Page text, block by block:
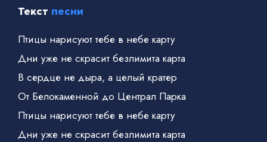
Текст песни
Птицы нарисуют тебе в небе карту
Дни уже не скрасит безлимита карта
В сердце не дыра, а целый кратер
От Белокаменной до Централ Парка
Птицы нарисуют тебе в небе карту
Дни уже не скрасит безлимита карта